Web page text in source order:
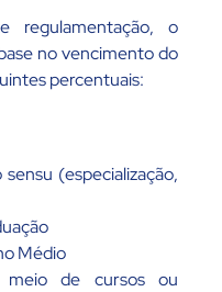
regulamentação, o
no vencimento do
percentuais:
(especialização,
Médio
meio de cursos ou